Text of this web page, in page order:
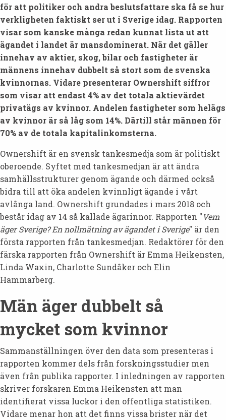
för att politiker och andra beslutsfattare ska få se hur
verkligheten faktiskt ser ut i Sverige idag. Rapporten
visar som kanske många redan kunnat lista ut att
ägandet i landet är mansdominerat. När det gäller
innehav av aktier, skog, bilar och fastigheter är
männens innehav dubbelt så stort som de svenska
kvinnornas. Vidare presenterar Ownershift siffror
som visar att endast 4% av det totala aktievärdet
privatägs av kvinnor. Andelen fastigheter som helägs
av kvinnor är så låg som 14%. Därtill står männen för
70% av de totala kapitalinkomsterna.
Ownershift är en svensk tankesmedja som är politiskt
oberoende. Syftet med tankesmedjan är att ändra
samhällsstrukturer genom ägande och därmed också
bidra till att öka andelen kvinnligt ägande i vårt
avlånga land. Ownershift grundades i mars 2018 och
består idag av 14 så kallade ägarinnor. Rapporten "Vem
äger Sverige? En nollmätning av ägandet i Sverige" är den
första rapporten från tankesmedjan. Redaktörer för den
färska rapporten från Ownershift är Emma Heikensten,
Linda Waxin, Charlotte Sundåker och Elin
Hammarberg.
Män äger dubbelt så
mycket som kvinnor
Sammanställningen över den data som presenteras i
rapporten kommer dels från forskningsstudier men
även från publika rapporter. I inledningen av rapporten
skriver forskaren Emma Heikensten att man
identifierat vissa luckor i den offentliga statistiken.
Vidare menar hon att det finns vissa brister när det